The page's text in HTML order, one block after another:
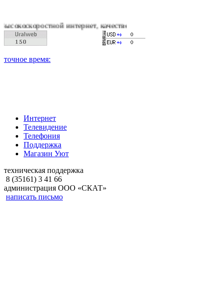
интернет, качественное цифровое и кабельное
Интернет
Телевидение
Телефония
Поддержка
Магазин Уют
техническая поддержка
8 (35161) 3 41 66
администрация ООО «СКАТ»
написать письмо